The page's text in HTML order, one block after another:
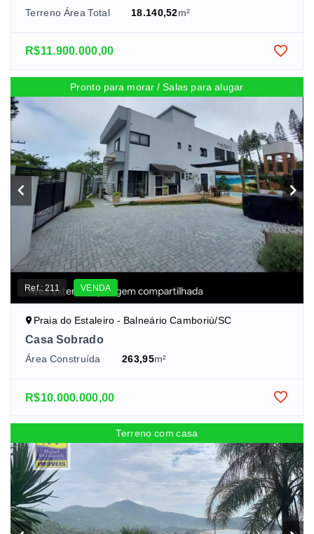
Terreno Área Total 18.140,52m²
R$11.900.000,00
Pronto para morar / Salas para alugar
Ref.:211 VENDA
Praia do Estaleiro - Balneário Camboriú/SC
Casa Sobrado
Área Construída 263,95m²
R$10.000.000,00
Terreno com casa